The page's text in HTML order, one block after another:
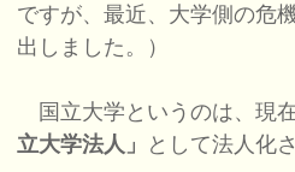
ですが、最近、大学側の危
出しました。）
国立大学というのは、現
立大学法人」
として法人化